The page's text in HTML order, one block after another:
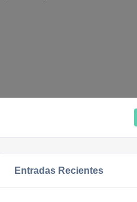
Entradas Recientes